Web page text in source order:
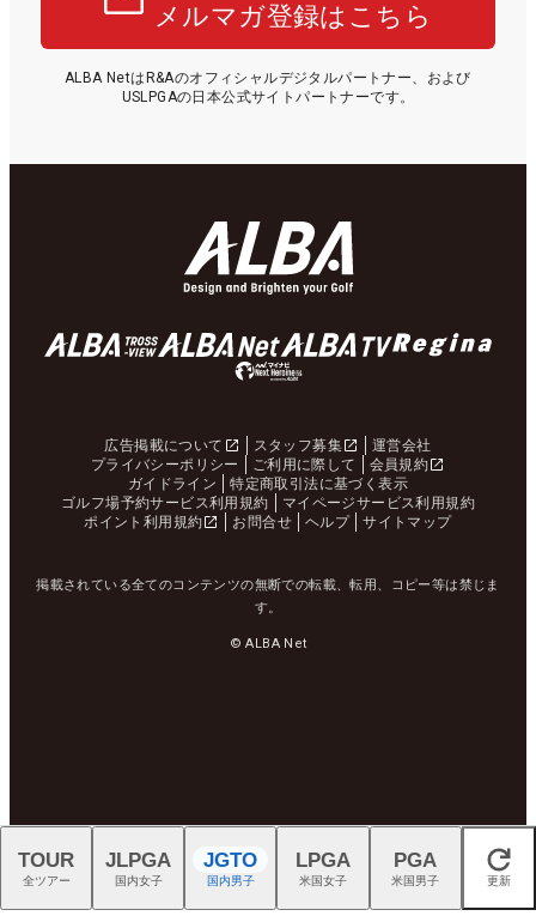
メルマガ登録はこちら
ALBA NetはR&Aのオフィシャルデジタルパートナー、および
USLPGAの日本公式サイトパートナーです。
広告掲載について スタッフ募集
運営会社
プライバシーポリシー
ご利用に際して
会員規約
ガイドライン
特定商取引法に基づく表示
ゴルフ場予約サービス利用規約
マイページサービス利用規約
ポイント利用規約
お問合せ ヘルプ サイトマップ
掲載されている全てのコンテンツの無断での転載、転用、コピー等は禁じま
す。
© ALBA Net
閉じる
TOUR
全ツアー
JLPGA
国内女子
JGTO
国内男子
LPGA
米国女子
PGA
米国男子 更新